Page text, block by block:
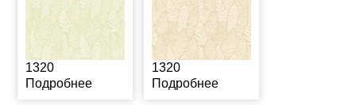
1320
Подробнее
1320
Подробнее